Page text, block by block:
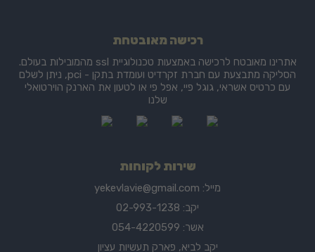
רכישה מאובטחת
אתרינו מאובטח לרכישה באמצעות טכנולוגיית ssl מהמובילות בעולם.
הסליקה מתבצעת עם חברת זקרדיט ועומדת בתקן - pci, ניתן לשלם
עם כרטיס אשראי, גוגל פיי, אפל פי או לטעון את הארנק הוירטואלי
שלנו
שירות לקוחות
מייל: yekevlavie@gmail.com
יקב: 02-993-1238
אשר: 054-4220599
יקב לביא, פארק תעשיות עציון